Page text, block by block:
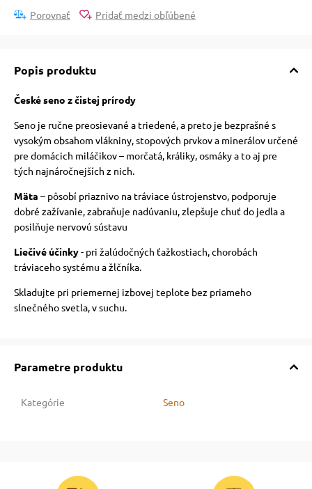
poukazy
Porovnať Pridať medzi obľúbené
Popis produktu
České seno z čistej prírody
Seno je ručne preosievané a triedené, a preto je bezprašné s
vysokým obsahom vlákniny, stopových prvkov a minerálov určené
pre domácich miláčikov – morčatá, králiky, osmáky a to aj pre
tých najnáročnejších z nich.
Mäta – pôsobí priaznivo na tráviace ústrojenstvo, podporuje
dobré zažívanie, zabraňuje nadúvaniu, zlepšuje chuť do jedla a
posilňuje nervovú sústavu
Liečivé účinky- pri žalúdočných ťažkostiach, chorobách
tráviaceho systému a žlčníka.
Skladujte pri priemernej izbovej teplote bez priameho
slnečného svetla, v suchu.
Parametre produktu
Kategórie Seno